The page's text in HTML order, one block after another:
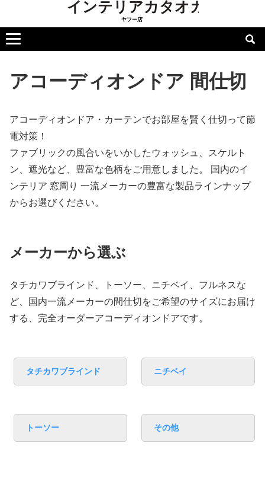
アコーディオンドア 間仕切
アコーディオンドア・カーテンでお部屋を賢く仕切って節
電対策！
ファブリックの風合いをいかしたウォッシュ、スケルト
ン、遮光など、豊富な色柄をご用意しました。 国内のイ
ンテリア 窓周り 一流メーカーの豊富な製品ラインナップ
からお選びください。
メーカーから選ぶ
タチカワブラインド、トーソー、ニチベイ、フルネスな
ど、国内一流メーカーの間仕切をご希望のサイズにお届け
する、完全オーダーアコーディオンドアです。
タチカワブラインド ニチベイ
トーソー その他